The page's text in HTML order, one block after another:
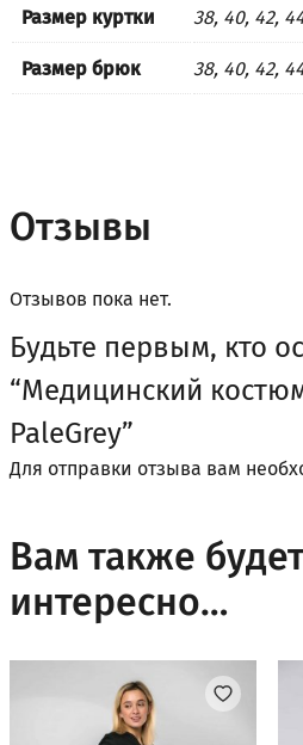
Размер куртки 38, 40, 42,
Размер брюк 38, 40, 42,
Отзывы
Отзывов пока нет.
Будьте первым, кто
“Медицинский костюм
PaleGrey”
Для отправки отзыва вам
Вам также
интересно…